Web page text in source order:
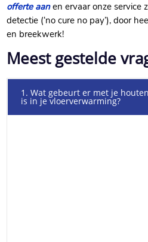
offerte aanen ervaar onze service
detectie (‘no cure no pay’), door
en breekwerk!
Meest gestelde
1. Wat gebeurt er met je
is in je vloerverwarming?